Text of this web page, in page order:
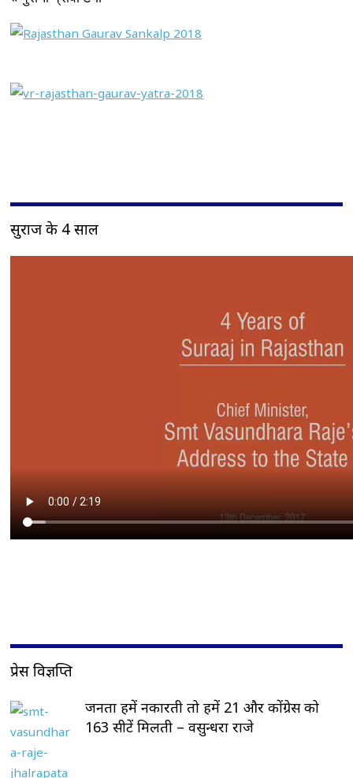
सुराज के 4 साल
प्रेस विज्ञप्ति
जनता हमें नकारती तो हमें 21 और कोंग्रेस को
163 सीटें मिलती – वसुन्धरा राजे